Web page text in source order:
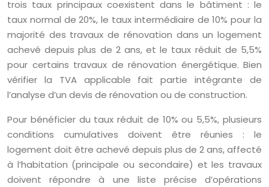
trois taux principaux coexistent dans le bâtiment : le
taux normal de 20%, le taux intermédiaire de 10% pour la
majorité des travaux de rénovation dans un logement
achevé depuis plus de 2 ans, et le taux réduit de 5,5%
pour certains travaux de rénovation énergétique. Bien
vérifier la TVA applicable fait partie intégrante de
l’analyse d’un devis de rénovation ou de construction.
Pour bénéficier du taux réduit de 10% ou 5,5%, plusieurs
conditions cumulatives doivent être réunies : le
logement doit être achevé depuis plus de 2 ans, affecté
à l’habitation (principale ou secondaire) et les travaux
doivent répondre à une liste précise d’opérations